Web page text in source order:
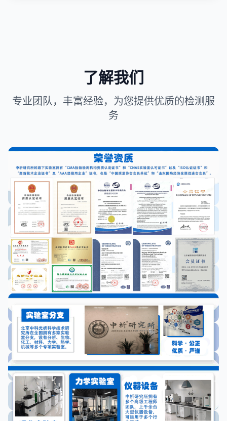
了解我们
专业团队，丰富经验，为您提供优质的检测服
务